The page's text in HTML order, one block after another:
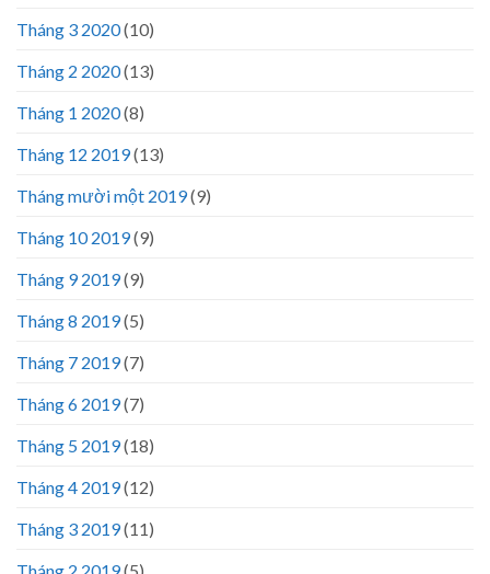
Tháng 3 2020(10)
Tháng 2 2020(13)
Tháng 1 2020(8)
Tháng 12 2019(13)
Tháng mười một 2019(9)
Tháng 10 2019(9)
Tháng 9 2019(9)
Tháng 8 2019(5)
Tháng 7 2019(7)
Tháng 6 2019(7)
Tháng 5 2019(18)
Tháng 4 2019(12)
Tháng 3 2019(11)
Tháng 2 2019(5)